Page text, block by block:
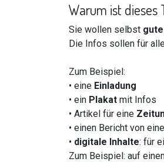
Warum ist
Sie wollen selbst
Die Infos sollen für
Zum Beispiel:
• eine Einladung
• ein Plakat mit Infos
• Artikel für eine
• einen Bericht von
• digitale Inhalte: für
Zum Beispiel: auf